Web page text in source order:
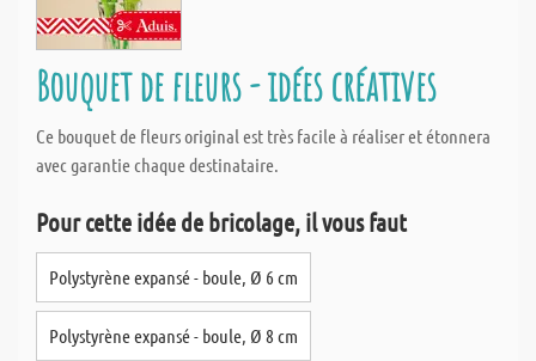
Bouquet de fleurs - idées créatives
Ce bouquet de fleurs original est très facile à réaliser et étonnera
avec garantie chaque destinataire.
Pour cette idée de bricolage, il vous faut
Polystyrène expansé - boule, Ø 6 cm
Polystyrène expansé - boule, Ø 8 cm